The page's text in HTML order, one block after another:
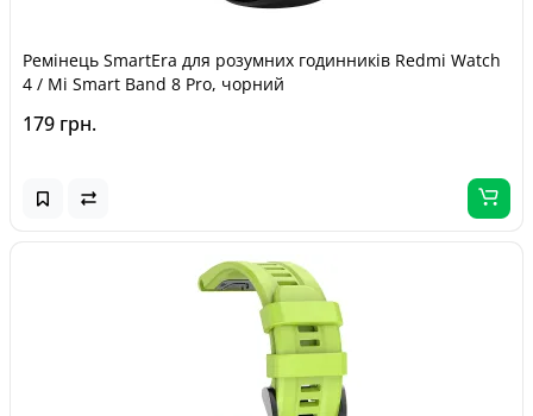
Ремінець SmartEra для розумних годинників Redmi Watch
4 / Mi Smart Band 8 Pro, чорний
179 грн.